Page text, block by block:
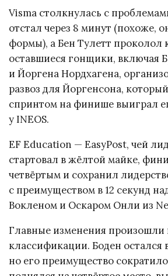
Visma столкнулась с
отстал через 8 минут (похоже,
формы), а Бен Тулетт проколол
оставшиеся гонщики, включая
и Йоргена Нордхагена,
развоз для Йоргенсона,
спринтом на финише выиграл
у INEOS.
EF Education — EasyPost, чей
стартовал в жёлтой майке,
четвёртым и сохранил
с преимуществом в 12 секунд
Вокленом и Оскаром Онли из
Главные изменения произошли
классификации. Боден остался
но его преимущество